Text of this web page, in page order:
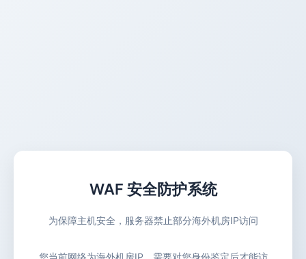
WAF 安全防护系统
为保障主机安全，服务器禁止部分海外机房IP访问
您当前网络为海外机房IP，需要对您身份鉴定后才能访